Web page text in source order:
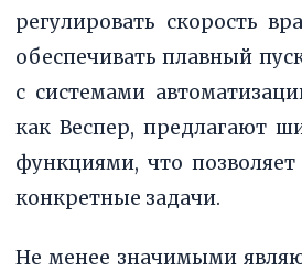
регулировать скорость
обеспечивать плавный
с системами
как Веспер, предлагают
функциями, что
конкретные задачи.
Не менее значимыми